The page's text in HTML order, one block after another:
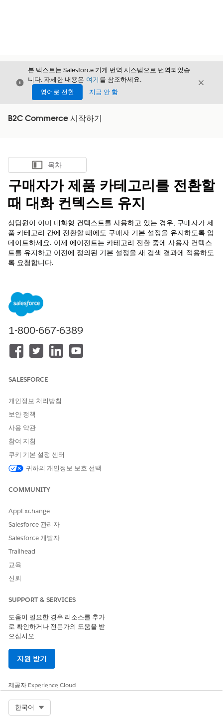
닫기
본 텍스트는 Salesforce 기계 번역 시스템으로 번역되었습
니다. 자세한 내용은 여기 를 참조하세요.
영어로 전환
지금 안 함
닫기
B2C Commerce 시작하기
목차 표시
목차
구매자가 제품 카테고리를 전환할
때 대화 컨텍스트 유지
상담원이 이미 대화형 컨텍스트를 사용하고 있는 경우, 구매자가 제
품 카테고리 간에 전환할 때에도 구매자 기본 설정을 유지하도록 업
데이트하세요. 이제 에이전트는 카테고리 전환 중에 사용자 컨텍스
트를 유지하고 이전에 정의된 기본 설정을 새 검색 결과에 적용하도
록 요청합니다.
합니다.
빠른 찾기 상자에
다.
하위 에이전트 탭에서
Assistant 를 선택합니다.
B2C Commerce 대화 컨텍스트 질문 가져오기 하위 에이전트
하위 에이전트 구성 탭에서 아래로 스크롤하여 convContext에
Add Instructions(지침 추가 )를 클릭하고 이 지침을 붙여넣습
니다.
질문에 대한 답변에서 convContext를 "category,
항상 B2CCommerceProductSearch에 전화를 걸어 답변을
게시합니다. 구매자가 새 검색을 시작하거나 카테고리,
독립형 "아니요" 응답도 새 검색으로 처리되어야 합니다.
를 제공하는 경우(예라고 대답하고 세부 정보를 추가하는
에이전트 대화를 미리 본 다음 업데이트된 에이전트를 활성화합
니다.
카테고리 전반에 걸쳐 구매자 기본 설정을 유지하도록 에이전트
구성
1-800-667-6389
SALESFORCE
개인정보 처리방침
보안 정책
사용 약관
참여 지침
쿠키 기본 설정 센터
귀하의 개인정보 보호 선택
COMMUNITY
AppExchange
Salesforce 관리자
Salesforce 개발자
Trailhead
교육
신뢰
SUPPORT & SERVICES
도움이 필요한 경우 리소스를 추가
로 확인하거나 전문가의 도움을 받
으십시오.
지원 받기
제공자 Experience Cloud
한국어